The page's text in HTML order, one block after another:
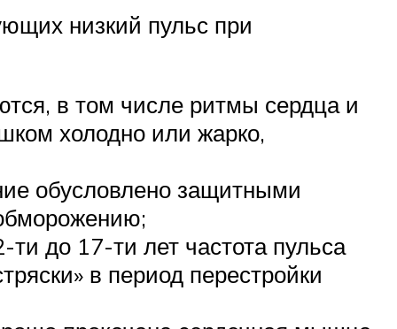
низкий пульс при
в том числе ритмы сердца и
холодно или жарко,
обусловлено защитными
до 17-ти лет частота пульса
в период перестройки